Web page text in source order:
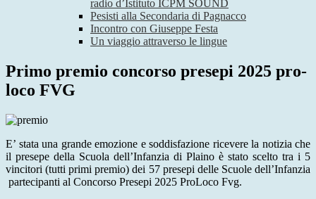
radio d’Istituto ICPM SOUND
Pesisti alla Secondaria di Pagnacco
Incontro con Giuseppe Festa
Un viaggio attraverso le lingue
Primo premio concorso presepi 2025 pro-
loco FVG
E’ stata una grande emozione e soddisfazione ricevere la notizia che
il presepe della Scuola dell’Infanzia di Plaino è stato scelto tra i 5
vincitori(tutti primi premio)dei 57 presepi delle Scuole dell’Infanzia
partecipanti al Concorso Presepi 2025 ProLoco Fvg.